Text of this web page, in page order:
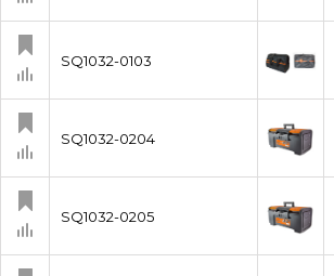
SQ1032-0103
SQ1032-0204
SQ1032-0205